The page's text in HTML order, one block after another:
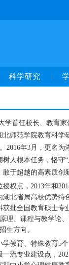
科学研究
首任校长、教育
师范学院教育科学
2016年3月，更名
人根本任务，恪
于超越的高素质创
权点，2013年和
北省属高校优势
批全国教育硕士
理、课程与教学论
生方向。
教育、特殊教育5
流专业建设点，